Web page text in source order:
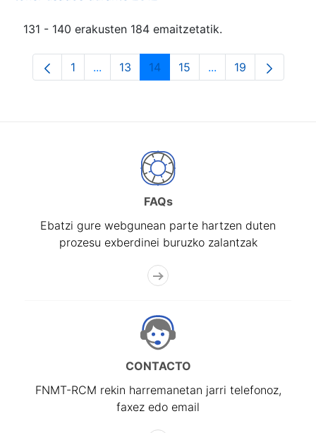
131 - 140 erakusten 184 emaitzetatik.
Orrialdea
1 ...Intermediate Pages Use TAB to navigate.
Orrialdea
13 Orrialdea
14 Orrialdea
15 ...Intermediate
Orrialdea
19
FAQs
Ebatzi gure webgunean parte hartzen duten
prozesu exberdinei buruzko zalantzak
CONTACTO
FNMT-RCM rekin harremanetan jarri telefonoz,
faxez edo email